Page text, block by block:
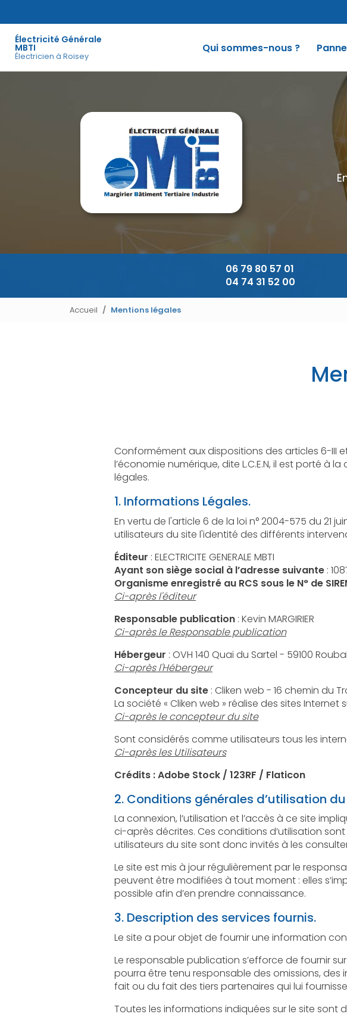
contenu
principal
Électricité Générale
MBTI
Électricien à Roisey
Qui sommes-nous ?
06 79 80 57 01
04 74 31 52 00
Accueil Mentions légales
Conformément aux dispositions des articles 6-III et 19 de la
l’économie numérique, dite L.C.E.N, il est porté à la connaissance
légales.
1. Informations Légales.
En vertu de l'article 6 de la loi n° 2004-575 du 21 juin 2004 pour
Éditeur : ELECTRICITE GENERALE MBTI
Ayant son siège social à l’adresse suivante :
Organisme enregistré au RCS sous le N° de
Ci-après l'éditeur
Responsable publication : Kevin MARGIRIER
Ci-après le Responsable publication
Hébergeur
Ci-après l'Hébergeur
Concepteur du site : Cliken web - 16 chemin du
La société « Cliken web » réalise des sites
Ci-après le concepteur du site
Ci-après les Utilisateurs
Crédits : Adobe Stock / 123RF / Flaticon
2. Conditions générales d’utilisation
La connexion, l’utilisation et l’accès à ce site impliquent
ci-après décrites. Ces conditions d’utilisation sont susceptibles d’être modifiées
Le site est mis à jour régulièrement par le responsable de
peuvent être modifiées à tout moment : elles s’imposent néanmoins à
possible afin d’en prendre connaissance.
3. Description des services fournis.
Le responsable publication s’efforce de fournir sur le site des
pourra être tenu responsable des omissions, des inexactitudes et
fait ou du fait des tiers partenaires qui lui
Toutes les informations indiquées sur le site sont données à